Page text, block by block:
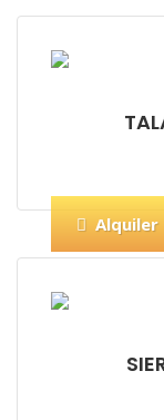
Alquiler